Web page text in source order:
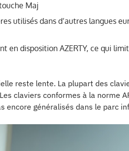
Maj
utilisés dans d’autres langues
en disposition AZERTY, ce qui
reste lente. La plupart des
claviers conformes à la norme
encore généralisés dans le parc